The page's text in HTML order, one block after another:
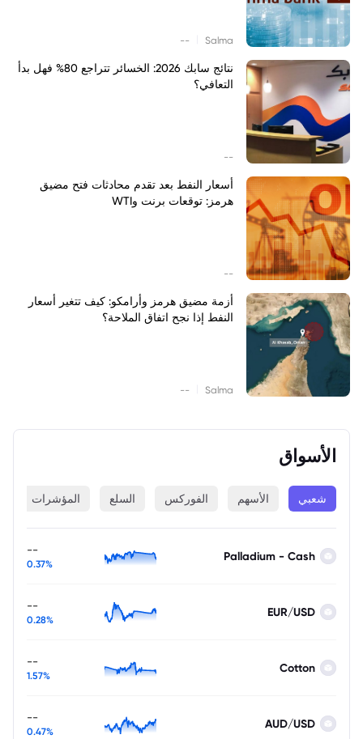
Salma
--
نتائج سابك 2026: الخسائر تتراجع 80% فهل بدأ
التعافي؟
--
أسعار النفط بعد تقدم محادثات فتح مضيق
هرمز: توقعات برنت وWTI
--
أزمة مضيق هرمز وأرامكو: كيف تتغير أسعار
النفط إذا نجح اتفاق الملاحة؟
Salma
--
الأسواق
شعبي الأسهم الفوركس السلع المؤشرات
Palladium - Cash
--
0.37%
EUR/USD
--
0.28%
Cotton
--
1.57%
AUD/USD
--
0.47%